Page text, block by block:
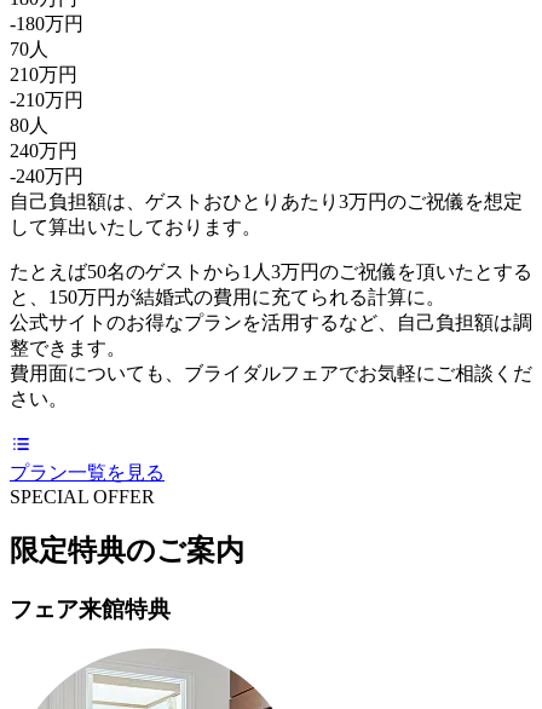
-180万円
70人
210万円
-210万円
80人
240万円
-240万円
自己負担額は、ゲストおひとりあたり3万円のご祝儀を想定
して算出いたしております。
たとえば50名のゲストから1人3万円のご祝儀を頂いたとする
と、150万円が結婚式の費用に充てられる計算に。
公式サイトのお得なプランを活用するなど、自己負担額は調
整できます。
費用面についても、ブライダルフェアでお気軽にご相談くだ
さい。
プラン一覧を見る
SPECIAL OFFER
限定特典のご案内
フェア来館特典